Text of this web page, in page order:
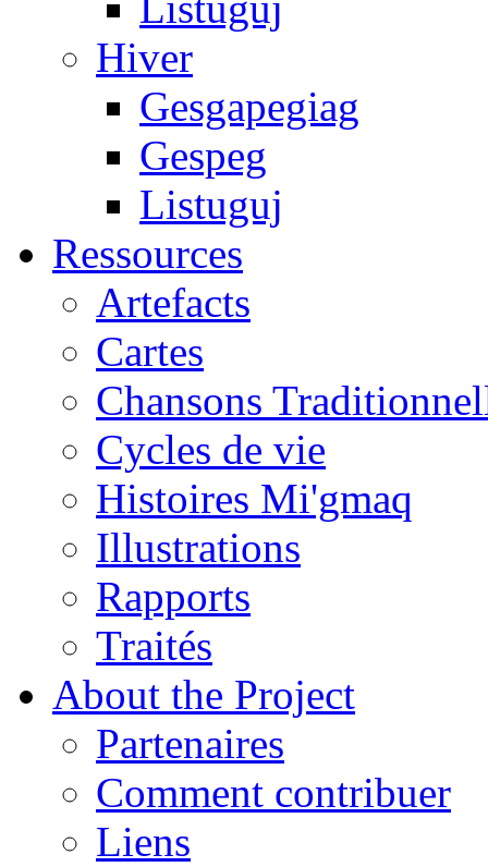
Hiver
Gesgapegiag
Gespeg
Listuguj
Ressources
Artefacts
Cartes
Chansons
Cycles de vie
Histoires Mi'gmaq
Illustrations
Rapports
Traités
About the Project
Partenaires
Comment contribuer
Liens